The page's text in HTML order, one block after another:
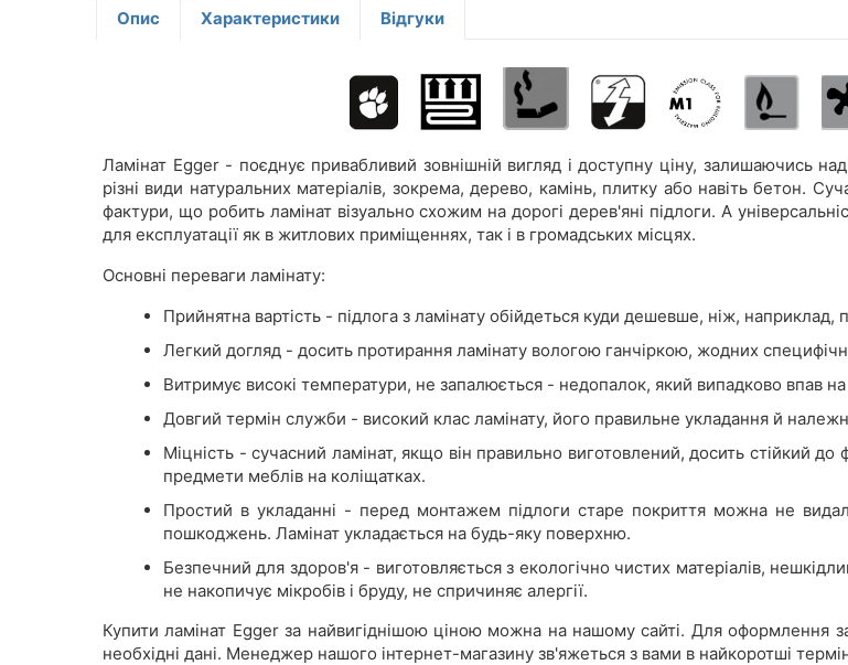
Опис Характеристики Відгуки
Ламінат Egger - поєднує привабливий зовнішній вигляд і доступну ціну, залишаючись
різні види натуральних матеріалів, зокрема, дерево, камінь, плитку або навіть бетон.
фактури, що робить ламінат візуально схожим на дорогі дерев'яні підлоги. А
для експлуатації як в житлових приміщеннях, так і в громадських місцях.
Основні переваги ламінату:
Прийнятна вартість - підлога з ламінату обійдеться куди дешевше, ніж, наприклад,
Легкий догляд - досить протирання ламінату вологою ганчіркою, жодних
Витримує високі температури, не запалюється - недопалок, який випадково впав
Довгий термін служби - високий клас ламінату, його правильне укладання й
Міцність - сучасний ламінат, якщо він правильно виготовлений, досить стійкий
предмети меблів на коліщатках.
Простий в укладанні - перед монтажем підлоги старе покриття можна не
пошкоджень. Ламінат укладається на будь-яку поверхню.
Безпечний для здоров'я - виготовляється з екологічно чистих матеріалів,
не накопичує мікробів і бруду, не спричиняє алергії.
Купити ламінат Egger за найвигіднішою ціною можна на нашому сайті. Для оформлення
необхідні дані. Менеджер нашого інтернет-магазину зв'яжеться з вами в найкоротші